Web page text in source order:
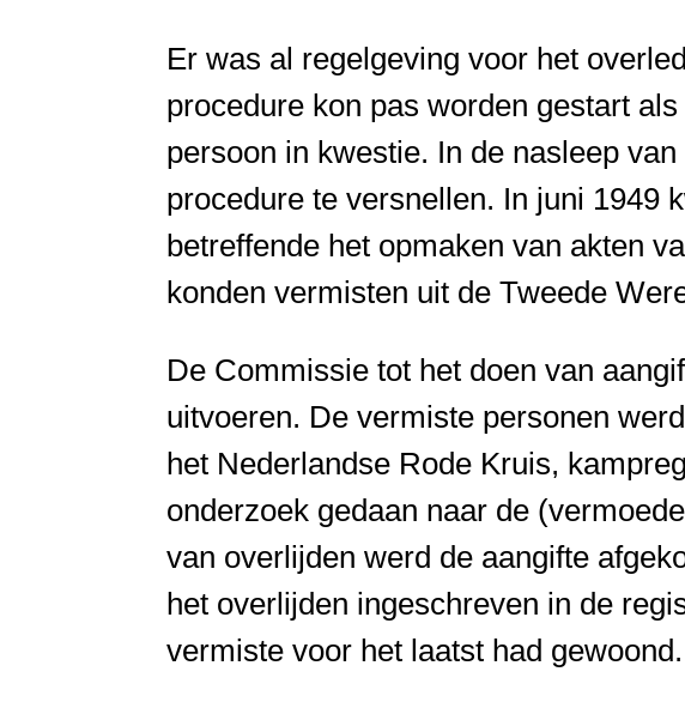
Er was al regelgeving voor het
procedure kon pas worden gestart
persoon in kwestie. In de nasleep
procedure te versnellen. In juni 1949
betreffende het opmaken van akten
konden vermisten uit de Tweede
De Commissie tot het doen van
uitvoeren. De vermiste personen
het Nederlandse Rode Kruis,
onderzoek gedaan naar de
van overlijden werd de aangifte
het overlijden ingeschreven in de
vermiste voor het laatst had gewoond.